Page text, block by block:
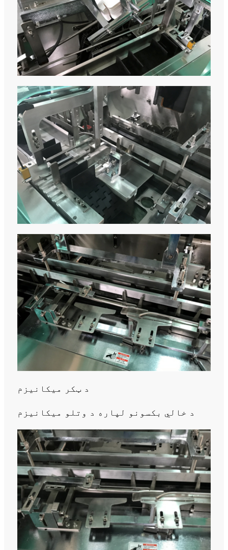
د ټکر میکانیزم
د خالي بکسونو لپاره د وتلو میکانیزم